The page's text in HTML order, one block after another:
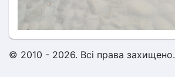
© 2010 - 2026. Всі права захищено.